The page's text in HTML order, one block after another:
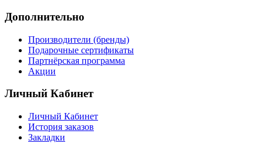
Дополнительно
Производители (бренды)
Подарочные сертификаты
Партнёрская программа
Акции
Личный Кабинет
Личный Кабинет
История заказов
Закладки